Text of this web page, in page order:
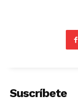
Suscríbete